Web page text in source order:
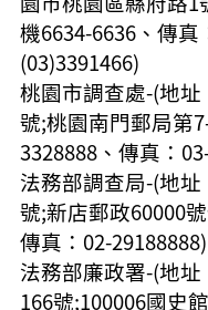
機6634-6636、傳
(03)3391466)
桃園市調查處-(地
號;桃園南門郵局第
3328888、傳真：
法務部調查局-(地
號;新店郵政60000
傳真：02-29188888)
法務部廉政署-(地
166號;100006國史